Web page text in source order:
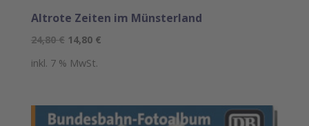
Altrote Zeiten im Münsterland
24,80€ Ursprünglicher
war:
14,80 €Aktueller
inkl. 7 % MwSt.